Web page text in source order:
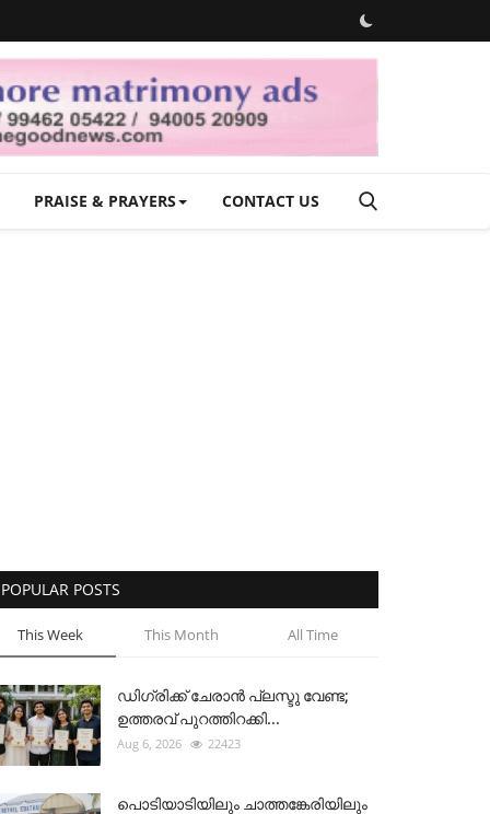
PRAISE & PRAYERS CONTACT US
POPULAR POSTS
This Week This Month All Time
ഡിഗ്രിക്ക് ചേരാന്‍ പ്ലസ്ടു വേണ്ട;
ഉത്തരവ് പുറത്തിറക്കി...
Aug 6, 2026 22423
പൊടിയാടിയിലും ചാത്തങ്കേരിയിലും